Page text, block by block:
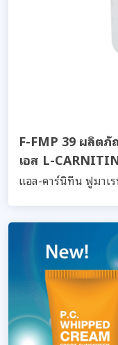
F-FMP 39 ผลิต
เอส L-
แอล-คาร์นิทีน ฟูมาเ